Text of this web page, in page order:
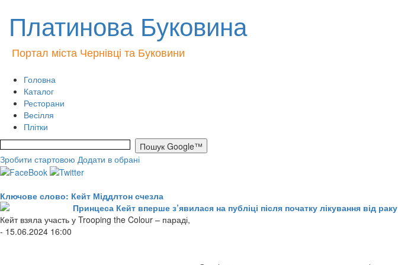
Платинова Буковина
Портал міста Чернівці та Буковини
Головна
Каталог
Ресторани
Весілля
Плітки
Зробити стартовою Додати в обрані
Ключове слово: Кейт Міддлтон счезла
Принцеса Кейт вперше з’явилася на публіці після початку лікування від раку
Кейт взяла участь у Trooping the Colour – параді,
- 15.06.2024 16:00